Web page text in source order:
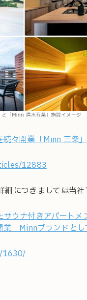
々開業「Minn 三条
12883
につきましては当社
ウナ付きアパート
業 Minnブランドとし
1630/